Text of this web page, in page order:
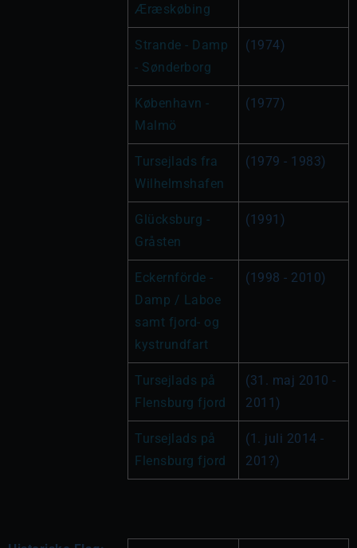
Æræskøbing
Strande - Damp
- Sønderborg
(1974)
København -
Malmö
(1977)
Tursejlads fra
Wilhelmshafen
(1979 - 1983)
Glücksburg -
Gråsten
(1991)
Eckernförde -
Damp / Laboe
samt fjord- og
kystrundfart
(1998 - 2010)
Tursejlads på
Flensburg fjord
(31. maj 2010 -
2011)
Tursejlads på
Flensburg fjord
(1. juli 2014 -
201?)